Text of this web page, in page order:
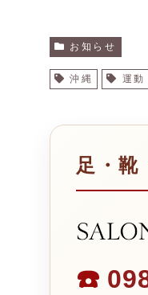
お知らせ
沖縄 運動
足・靴
☎️